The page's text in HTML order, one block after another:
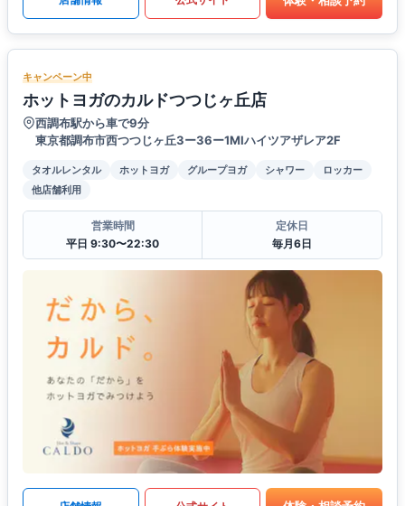
キャンペーン中
ホットヨガのカルドつつじヶ丘店
西調布駅から車で9分
東京都調布市西つつじヶ丘3ー36ー1MIハイツアザレア2F
タオルレンタル ホットヨガ グループヨガ シャワー
ロッカー
他店舗利用
営業時間
平日 9:30〜22:30
定休日
毎月6日